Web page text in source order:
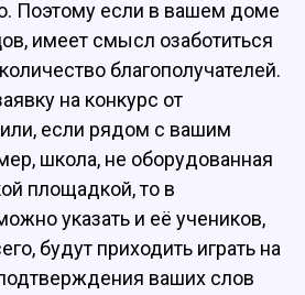
Поэтому если в вашем доме
имеет смысл озаботиться
благополучателей.
на конкурс от
если рядом с вашим
школа, не оборудованная
площадкой, то в
указать и её учеников,
будут приходить играть на
ваших слов